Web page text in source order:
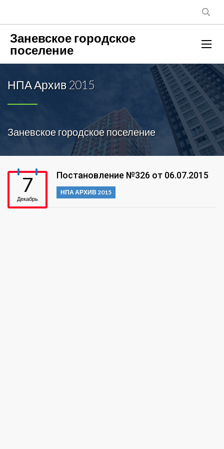
Заневское городское
поселение
НПА Архив 2015
Заневское городское поселение
7
Декабрь
Постановление №326 от 06.07.2015
НПА АРХИВ 2015